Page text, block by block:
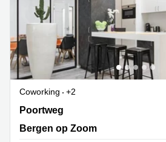
Coworking
+2
Poortweg 1, Bergen op Zoom
Poortweg
Bergen op Zoom